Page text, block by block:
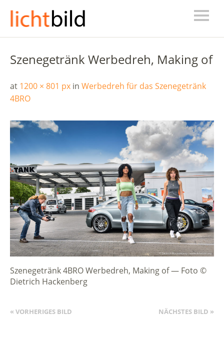
Szenegetränk Werbedreh, Making of
at 1200 × 801 px in Werbedreh für das Szenegetränk
4BRO
Szenegetränk 4BRO Werbedreh, Making of — Foto ©
Dietrich Hackenberg
« VORHERIGES BILD NÄCHSTES BILD »